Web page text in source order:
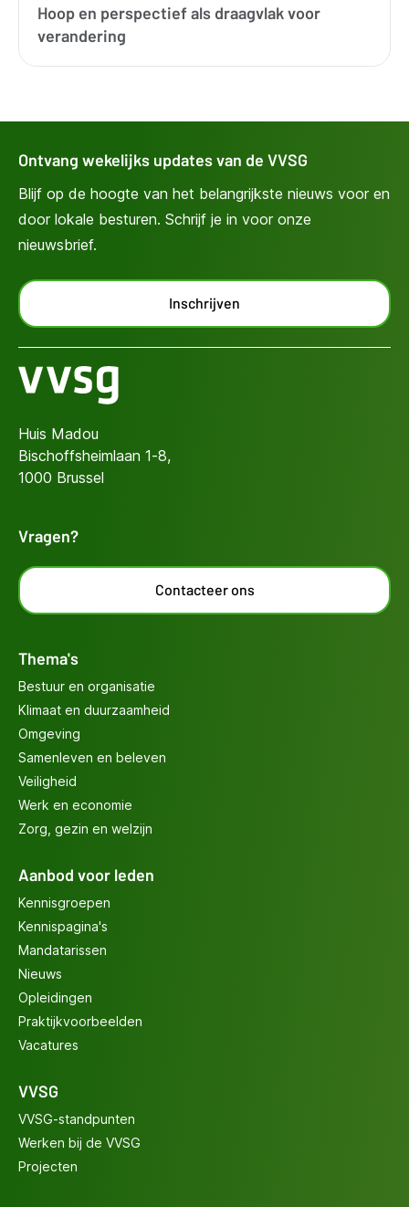
Hoop en perspectief als draagvlak voor
verandering
Ontvang wekelijks updates van de VVSG
Blijf op de hoogte van het belangrijkste nieuws voor en
door lokale besturen. Schrijf je in voor onze
nieuwsbrief.
Inschrijven
Huis Madou
Bischoffsheimlaan 1-8,
1000 Brussel
Vragen?
Contacteer ons
Thema's
Bestuur en organisatie
Klimaat en duurzaamheid
Omgeving
Samenleven en beleven
Veiligheid
Werk en economie
Zorg, gezin en welzijn
Aanbod voor leden
Kennisgroepen
Kennispagina's
Mandatarissen
Nieuws
Opleidingen
Praktijkvoorbeelden
Vacatures
VVSG
VVSG-standpunten
Werken bij de VVSG
Projecten